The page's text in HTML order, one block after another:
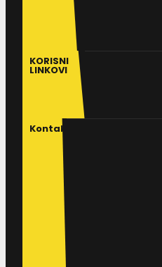
KORISNI
LINKOVI
Kontakt